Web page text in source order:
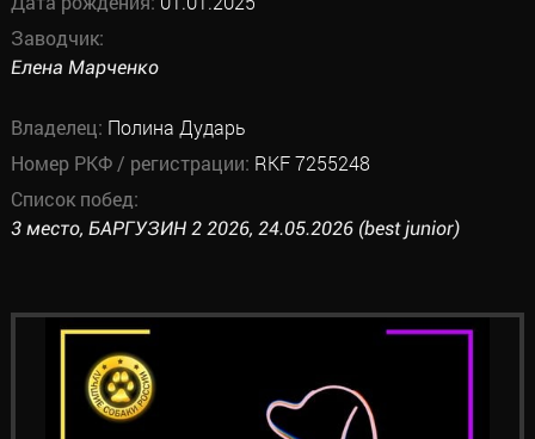
Заводчик:
Елена Марченко
Владелец: Полина Дударь
Номер РКФ / регистрации: RKF 7255248
Список побед:
3 место, БАРГУЗИН 2 2026, 24.05.2026 (best junior)